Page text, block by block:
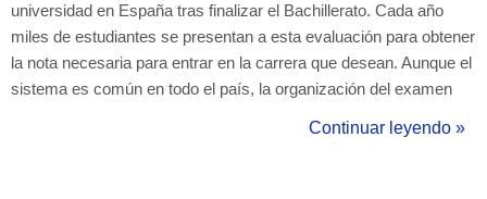
universidad en España tras finalizar el Bachillerato. Cada año
miles de estudiantes se presentan a esta evaluación para obtener
la nota necesaria para entrar en la carrera que desean. Aunque el
sistema es común en todo el país, la organización del examen
Continuar leyendo »